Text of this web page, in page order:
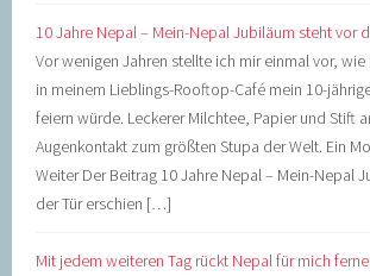
10 Jahre Nepal – Mein-Nepal Jubiläum steht vor
Vor wenigen Jahren stellte ich mir einmal vor, wie
in meinem Lieblings-Rooftop-Café mein 10-
feiern würde. Leckerer Milchtee, Papier und Stift
Augenkontakt zum größten Stupa der Welt. Ein
Weiter Der Beitrag 10 Jahre Nepal – Mein-Nepal
der Tür erschien […]
Mit jedem weiteren Tag rückt Nepal für mich